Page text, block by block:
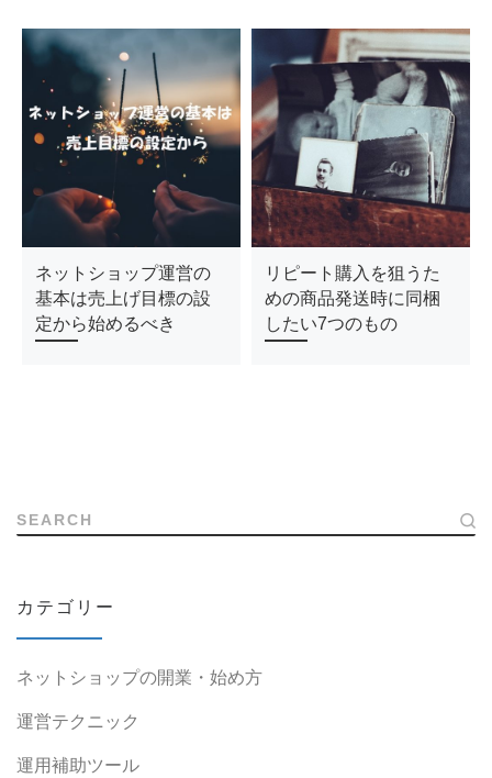
ネットショップ運営の
基本は売上げ目標の設
定から始めるべき
リピート購入を狙うた
めの商品発送時に同梱
したい7つのもの
SEARCH
カテゴリー
ネットショップの開業・始め方
運営テクニック
運用補助ツール